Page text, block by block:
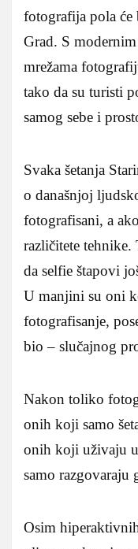
fotografija pola
Grad. S
mrežama
tako da su turisti
samog sebe i
Svaka šetanja
o današnjoj
fotografisani, a
različitete
da selfie štapovi
U manjini su oni
fotografisanje,
bio – slučajnog
Nakon toliko
onih koji samo
onih koji uživaju
samo razgovaraju
Osim